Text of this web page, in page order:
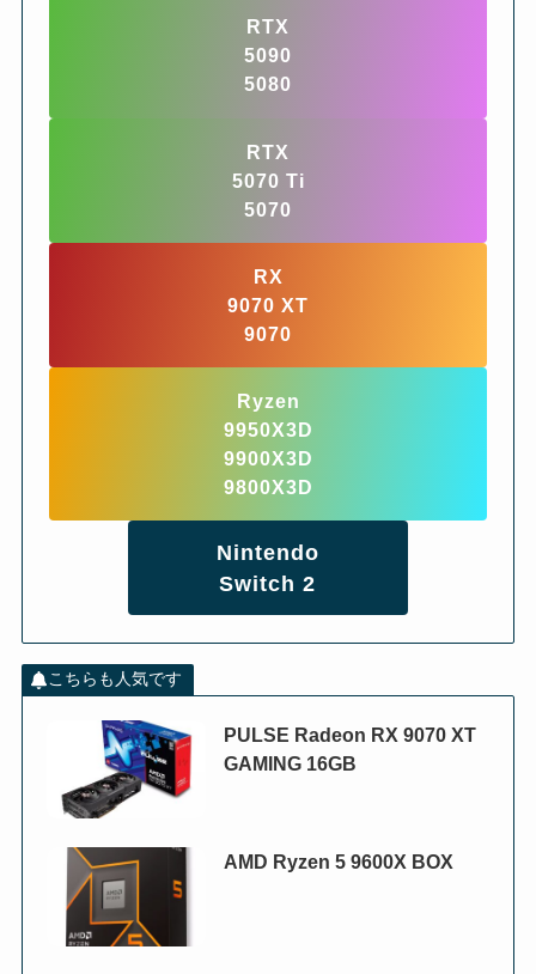
RTX
5090
5080
RTX
5070 Ti
5070
RX
9070 XT
9070
Ryzen
9950X3D
9900X3D
9800X3D
Nintendo
Switch 2
こちらも人気です
PULSE Radeon RX 9070 XT
GAMING 16GB
AMD Ryzen 5 9600X BOX